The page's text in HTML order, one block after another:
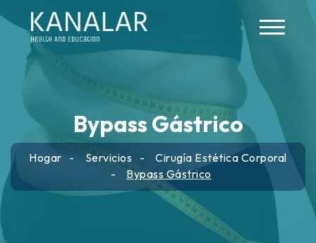
Bypass Gástrico
Hogar Servicios
Cirugía Estética Corporal
Bypass Gástrico